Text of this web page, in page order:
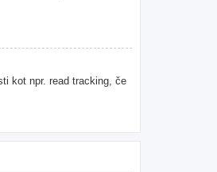
kot npr. read tracking, če